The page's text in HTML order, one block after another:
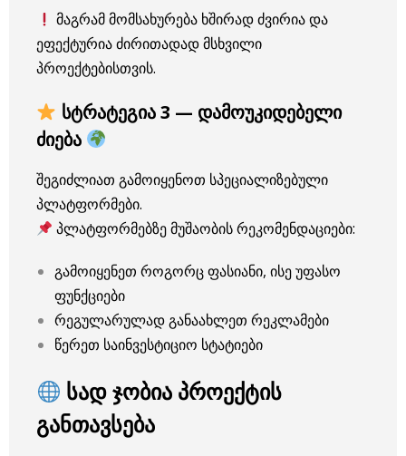
მაგრამ მომსახურება ხშირად ძვირია და
ეფექტურია ძირითადად მსხვილი
პროექტებისთვის.
სტრატეგია 3 — დამოუკიდებელი
ძიება
შეგიძლიათ გამოიყენოთ სპეციალიზებული
პლატფორმები.
პლატფორმებზე მუშაობის რეკომენდაციები:
გამოიყენეთ როგორც ფასიანი, ისე უფასო
ფუნქციები
რეგულარულად განაახლეთ რეკლამები
წერეთ საინვესტიციო სტატიები
სად ჯობია პროექტის
განთავსება